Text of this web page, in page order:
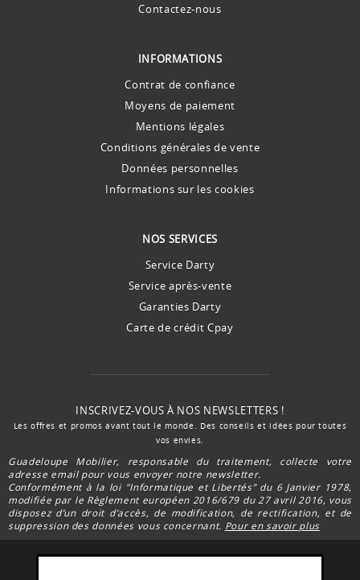
Contactez-nous
INFORMATIONS
Contrat de confiance
Moyens de paiement
Mentions légales
Conditions générales de vente
Données personnelles
Informations sur les cookies
NOS SERVICES
Service Darty
Service après-vente
Garanties Darty
Carte de crédit Cpay
INSCRIVEZ-VOUS À NOS NEWSLETTERS !
Les offres et promos avant tout le monde. Des conseils et idées pour toutes
vos envies.
Guadeloupe Mobilier, responsable du traitement, collecte votre
adresse email pour vous envoyer notre newsletter.
Conformément à la loi "Informatique et Libertés” du 6 Janvier 1978,
modifiée par le Règlement européen 2016/679 du 27 avril 2016, vous
disposez d’un droit d’accès, de modification, de rectification, et de
suppression des données vous concernant. Pour en savoir plus